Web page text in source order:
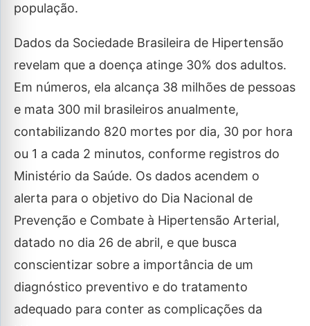
população.
Dados da Sociedade Brasileira de Hipertensão
revelam que a doença atinge 30% dos adultos.
Em números, ela alcança 38 milhões de pessoas
e mata 300 mil brasileiros anualmente,
contabilizando 820 mortes por dia, 30 por hora
ou 1 a cada 2 minutos, conforme registros do
Ministério da Saúde. Os dados acendem o
alerta para o objetivo do Dia Nacional de
Prevenção e Combate à Hipertensão Arterial,
datado no dia 26 de abril, e que busca
conscientizar sobre a importância de um
diagnóstico preventivo e do tratamento
adequado para conter as complicações da